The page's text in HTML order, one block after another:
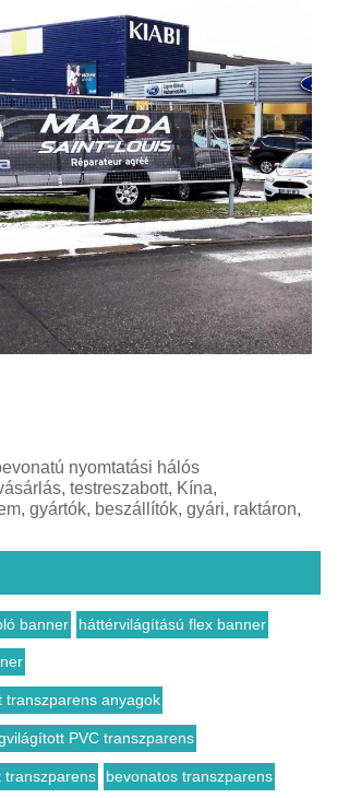
nyomtatási hálós
testreszabott, Kína,
gyártók, beszállítók, gyári, raktáron,
banner háttérvilágítású flex banner
transzparens anyagok
PVC transzparens
transzparens bevonatos transzparens